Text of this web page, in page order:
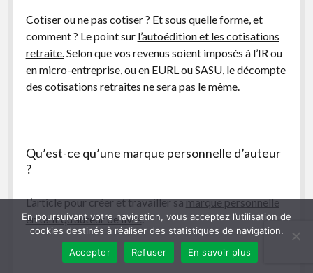
Cotiser ou ne pas cotiser ? Et sous quelle forme, et
comment ? Le point sur l’autoédition et les cotisations
retraite.Selon que vos revenus soient imposés à l’IR ou
en micro-entreprise, ou en EURL ou SASU, le décompte
des cotisations retraites ne sera pas le même.
Qu’est-ce qu’une marque personnelle d’auteur
?
L’article pour créer et travailler samarque personnelle
en tant qu’auteur de livre.
En poursuivant votre navigation, vous acceptez l’utilisation de
cookies destinés à réaliser des statistiques de navigation.
Accepter
Refuser En savoir plus